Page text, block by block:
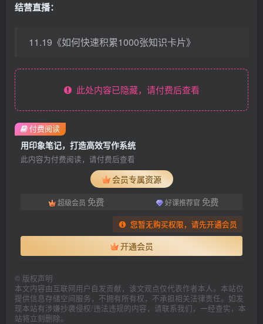
结营直播：
11.19《如何快速积累1000张知识卡片》
此处内容已隐藏，请付费后查看
用印象笔记，打造高效写作系统
此内容为付费阅读，请付费后查看
会员专属资源
超级会员 免费 好课推荐官 免费
您暂无购买权限，请先开通会员
开通会员
付费阅读
© 版权声明
本文内容由互联网用户自发贡献，该文观点仅代表作者本人。本站仅
提供信息存储空间服务，不拥有所有权，不承担相关法律责任。如发
现本站有涉嫌抄袭侵权/违法违规的内容，请联系我们，一经查实，本
站将立刻删除。